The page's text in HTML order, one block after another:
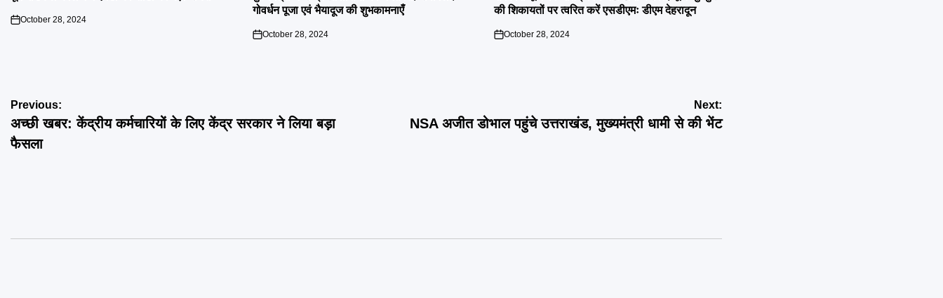
on
October 28, 2024
गोवर्धन पूजा एवं भैयादूज की शुभकामनाएँ
on
October 28, 2024
की शिकायतों पर त्वरित करें एसडीएमः डीएम देहरादून
on
October 28, 2024
Post
navigation
Previous:
अच्छी खबर: केंद्रीय कर्मचारियों के लिए केंद्र सरकार ने लिया बड़ा
फैसला
Next:
NSA अजीत डोभाल पहुंचे उत्तराखंड, मुख्यमंत्री धामी से की भेंट